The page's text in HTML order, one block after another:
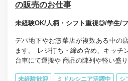
の販売のお仕事
未経験OK/人柄・シフト重視◎/学生/
デパ地下やお惣菜店が複数ある中の
ます。 レジ打ち・締め含め、キッチ
台車にて運搬や 商品の陳列や軽い盛
未経験歓迎 ミドルシニア活躍中 シ